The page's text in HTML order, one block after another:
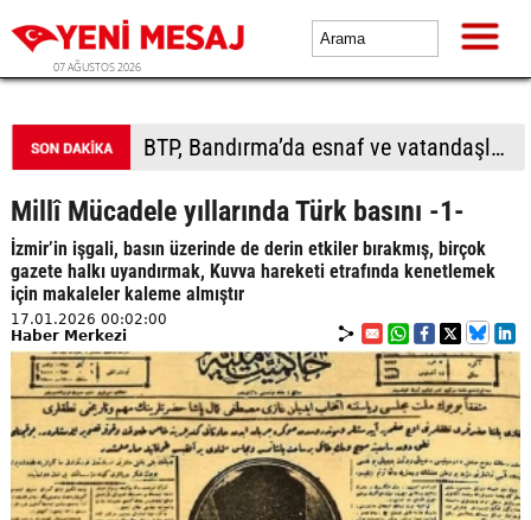
07 AĞUSTOS 2026
BTP, Bandırma’da esnaf ve vatandaşla buluştu
Millî Mücadele yıllarında Türk basını -1-
İzmir’in işgali, basın üzerinde de derin etkiler bırakmış, birçok
gazete halkı uyandırmak, Kuvva hareketi etrafında kenetlemek
için makaleler kaleme almıştır
17.01.2026 00:02:00
Haber Merkezi